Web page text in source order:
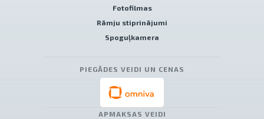
Fotofilmas
Rāmju stiprinājumi
Spoguļkamera
PIEGĀDES VEIDI UN CENAS
APMAKSAS VEIDI